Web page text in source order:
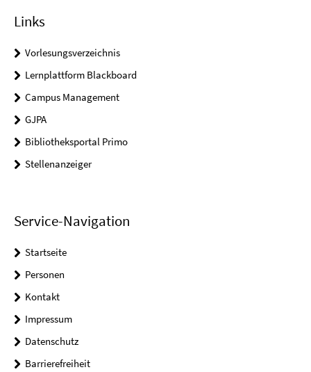
Links
Vorlesungsverzeichnis
Lernplattform Blackboard
Campus Management
GJPA
Bibliotheksportal Primo
Stellenanzeiger
Service-Navigation
Startseite
Personen
Kontakt
Impressum
Datenschutz
Barrierefreiheit